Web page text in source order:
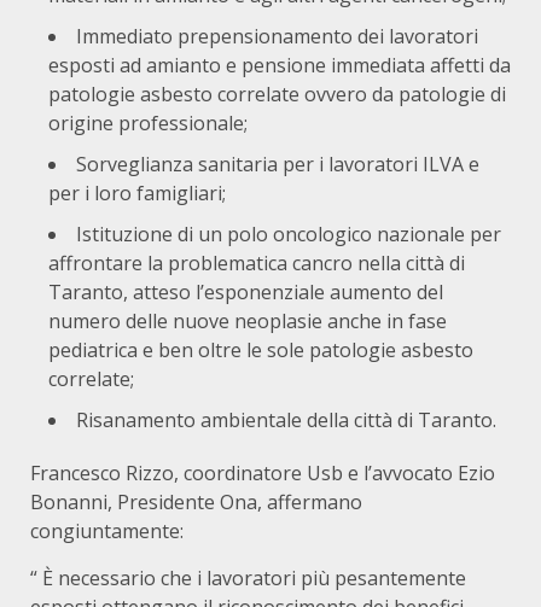
Immediato prepensionamento dei lavoratori
esposti ad amianto e pensione immediata affetti da
patologie asbesto correlate ovvero da patologie di
origine professionale;
Sorveglianza sanitaria per i lavoratori ILVA e
per i loro famigliari;
Istituzione di un polo oncologico nazionale per
affrontare la problematica cancro nella città di
Taranto, atteso l’esponenziale aumento del
numero delle nuove neoplasie anche in fase
pediatrica e ben oltre le sole patologie asbesto
correlate;
Risanamento ambientale della città di Taranto.
Francesco Rizzo, coordinatore Usb e l’avvocato Ezio
Bonanni, Presidente Ona, affermano
congiuntamente:
“ È necessario che i lavoratori più pesantemente